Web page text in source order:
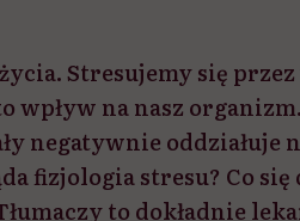
Stresujemy się
wpływ na nasz
negatywnie oddziałuje
fizjologia stresu? Co
to dokładnie